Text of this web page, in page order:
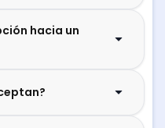
hacia un